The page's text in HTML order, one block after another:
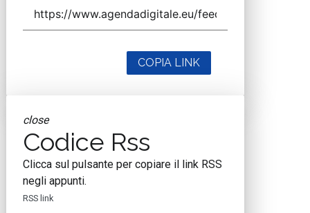
COPIA LINK
close
Codice Rss
Clicca sul pulsante per copiare il link RSS
negli appunti.
RSS link